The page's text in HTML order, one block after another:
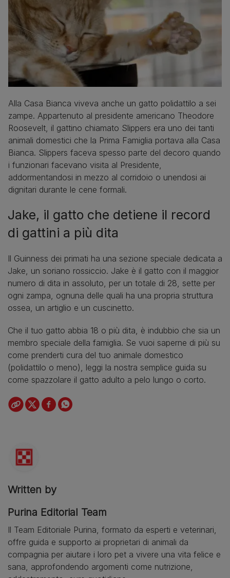
Alla Casa Bianca viveva anche un gatto polidattilo a sei
zampe. Appartenuto al presidente americano Theodore
Roosevelt, il gattino chiamato Slippers era uno dei tanti
animali domestici che la Prima Famiglia portava alla Casa
Bianca. Slippers faceva spesso parte del decoro quando
i funzionari facevano visita al Presidente,
addormentandosi in mezzo al corridoio o unendosi ai
dignitari durante le cene formali.
Jake, il gatto che detiene il record
di gattini a più dita
Il Guinness dei primati ha una sezione speciale dedicata a
Jake, un soriano rossiccio. Jake è il gatto con il maggior
numero di dita in assoluto, per un totale di 28, sette per
ogni zampa, ognuna delle quali ha una propria struttura
ossea, un artiglio e un cuscinetto.
Che il tuo gatto abbia 18 o più dita, è indubbio che sia un
membro speciale della famiglia. Se vuoi saperne di più su
come prenderti cura del tuo animale domestico
(polidattilo o meno), leggi la nostra semplice guida su
come spazzolare il gatto adulto a pelo lungo o corto.
Written by
Purina Editorial Team
Il Team Editoriale Purina, formato da esperti e veterinari,
offre guida e supporto ai proprietari di animali da
compagnia per aiutare i loro pet a vivere una vita felice e
sana, approfondendo argomenti come nutrizione,